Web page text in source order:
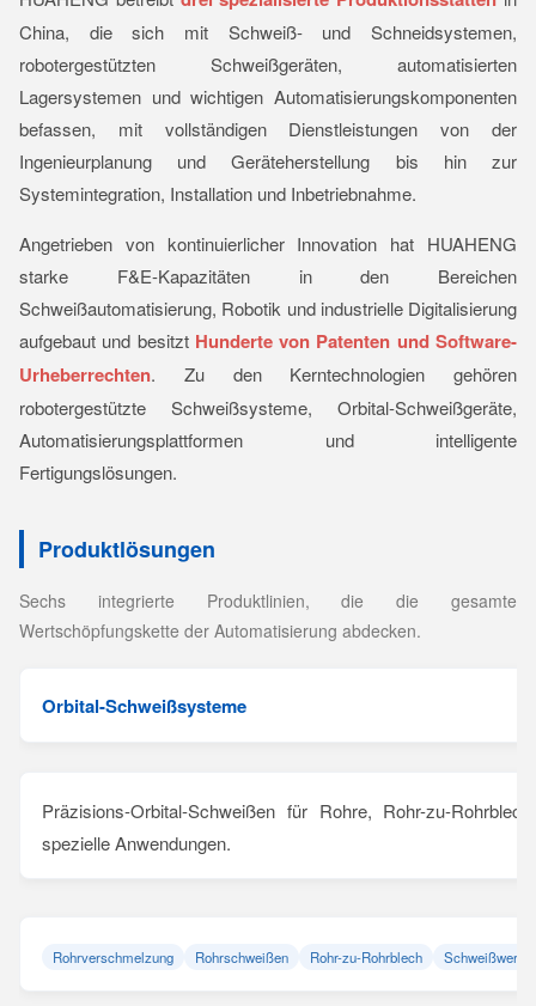
China, die sich mit Schweiß- und Schneidsystemen,
robotergestützten Schweißgeräten, automatisierten
Lagersystemen und wichtigen Automatisierungskomponenten
befassen, mit vollständigen Dienstleistungen von der
Ingenieurplanung und Geräteherstellung bis hin zur
Systemintegration, Installation und Inbetriebnahme.
Angetrieben von kontinuierlicher Innovation hat HUAHENG
starke F&E-Kapazitäten in den Bereichen
Schweißautomatisierung, Robotik und industrielle Digitalisierung
aufgebaut und besitzt Hunderte von Patenten und Software-
Urheberrechten. Zu den Kerntechnologien gehören
robotergestützte Schweißsysteme, Orbital-Schweißgeräte,
Automatisierungsplattformen und intelligente
Fertigungslösungen.
Produktlösungen
Sechs integrierte Produktlinien, die die gesamte
Wertschöpfungskette der Automatisierung abdecken.
Orbital-Schweißsysteme
Präzisions-Orbital-Schweißen für Rohre, Rohr-zu-
spezielle Anwendungen.
Rohrverschmelzung Rohrschweißen Rohr-zu-Rohrblech